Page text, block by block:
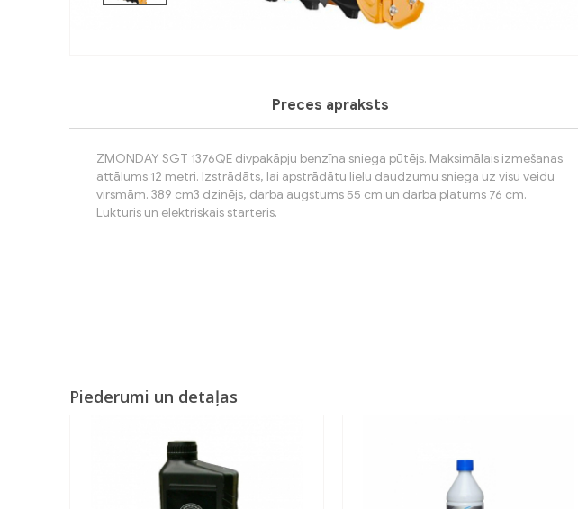
Preces apraksts
ZMONDAY SGT 1376QE divpakāpju benzīna sniega pūtējs. Maksimālais izmešanas
attālums 12 metri. Izstrādāts, lai apstrādātu lielu daudzumu sniega uz visu veidu
virsmām. 389 cm3 dzinējs, darba augstums 55 cm un darba platums 76 cm.
Lukturis un elektriskais starteris.
Piederumi un detaļas